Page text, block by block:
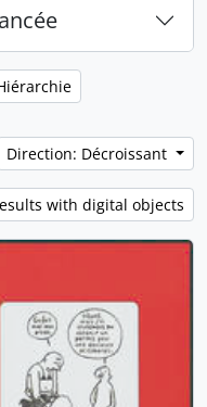
Direction: Décroissant
with digital objects